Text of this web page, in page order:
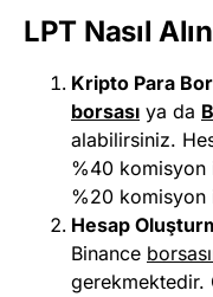
LPT Nasıl
Kripto Para
borsası ya da
alabilirsiniz.
%40 komisyon
%20 komisyon
Hesap
Binance b
gerekmektedir.